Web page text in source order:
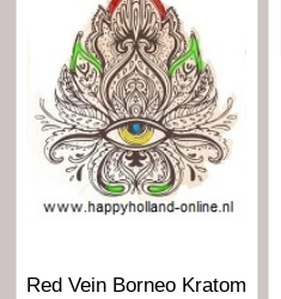
Red Vein Borneo Kratom